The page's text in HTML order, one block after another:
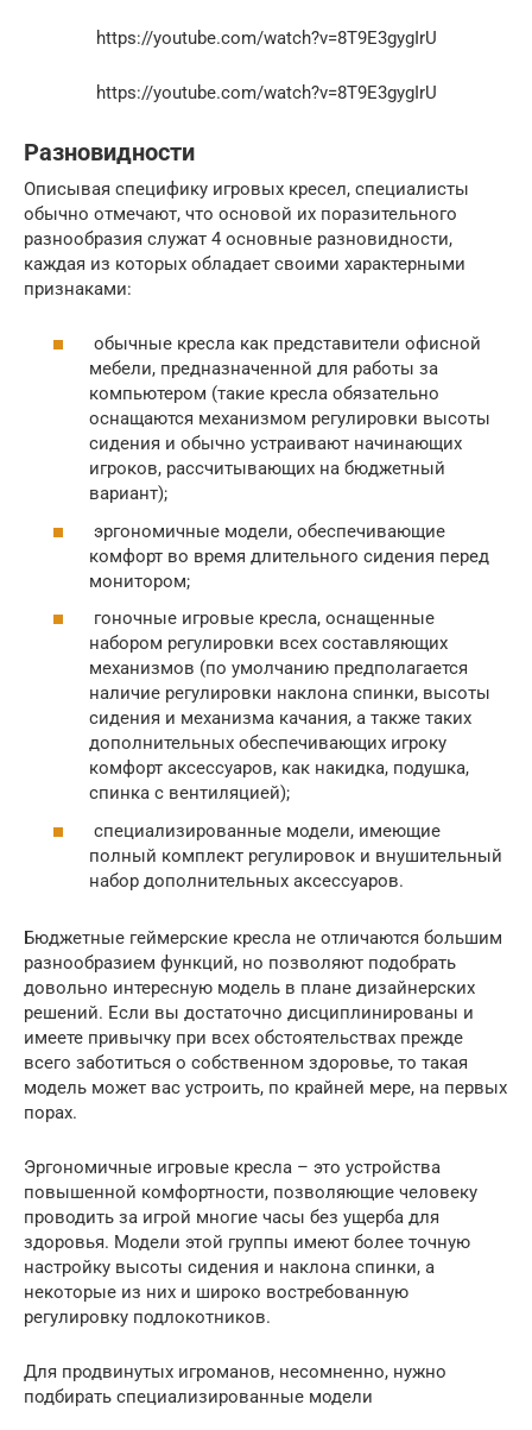
https://youtube.com/watch?v=8T9E3gygIrU
https://youtube.com/watch?v=8T9E3gygIrU
Разновидности
Описывая специфику игровых кресел, специалисты
обычно отмечают, что основой их поразительного
разнообразия служат 4 основные разновидности,
каждая из которых обладает своими характерными
признаками:
обычные кресла как представители офисной
мебели, предназначенной для работы за
компьютером (такие кресла обязательно
оснащаются механизмом регулировки высоты
сидения и обычно устраивают начинающих
игроков, рассчитывающих на бюджетный
вариант);
эргономичные модели, обеспечивающие
комфорт во время длительного сидения перед
монитором;
гоночные игровые кресла, оснащенные
набором регулировки всех составляющих
механизмов (по умолчанию предполагается
наличие регулировки наклона спинки, высоты
сидения и механизма качания, а также таких
дополнительных обеспечивающих игроку
комфорт аксессуаров, как накидка, подушка,
спинка с вентиляцией);
специализированные модели, имеющие
полный комплект регулировок и внушительный
набор дополнительных аксессуаров.
Бюджетные геймерские кресла не отличаются большим
разнообразием функций, но позволяют подобрать
довольно интересную модель в плане дизайнерских
решений. Если вы достаточно дисциплинированы и
имеете привычку при всех обстоятельствах прежде
всего заботиться о собственном здоровье, то такая
модель может вас устроить, по крайней мере, на первых
порах.
Эргономичные игровые кресла – это устройства
повышенной комфортности, позволяющие человеку
проводить за игрой многие часы без ущерба для
здоровья. Модели этой группы имеют более точную
настройку высоты сидения и наклона спинки, а
некоторые из них и широко востребованную
регулировку подлокотников.
Для продвинутых игроманов, несомненно, нужно
подбирать специализированные модели